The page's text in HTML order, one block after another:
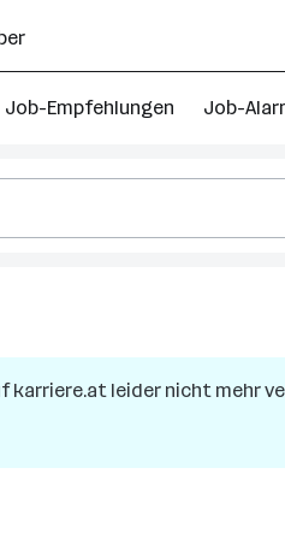
Job-Empfehlungen Job-
karriere.at leider nicht mehr